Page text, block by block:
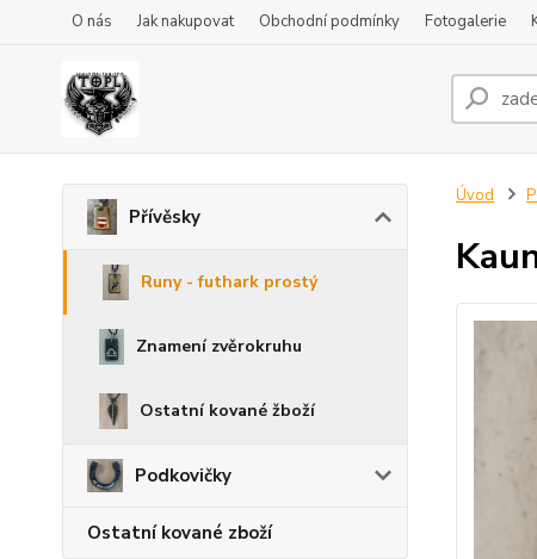
O nás Jak nakupovat Obchodní podmínky Fotogalerie
Přívěsky
Runy - futhark prostý
Znamení zvěrokruhu
Ostatní kované žboží
Podkovičky
Ostatní kované zboží
Úvod